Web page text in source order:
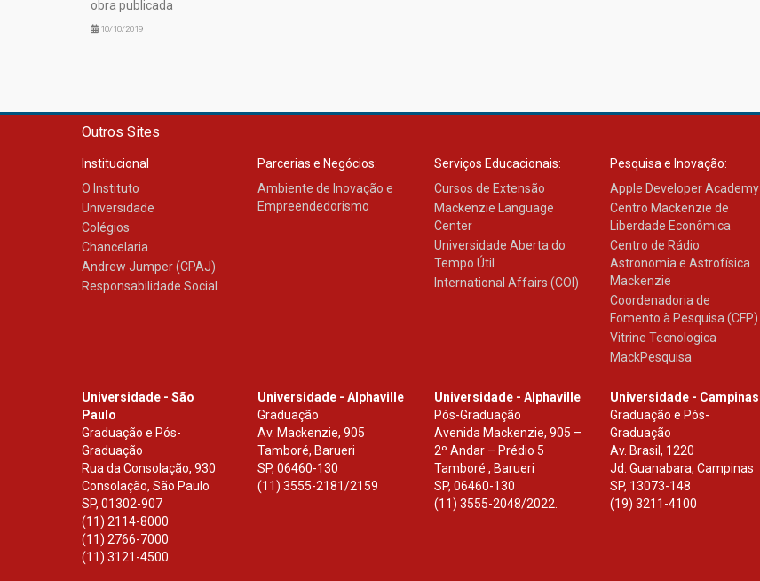
obra publicada
10/10/2019
Outros Sites
Institucional
O Instituto
Universidade
Colégios
Chancelaria
Andrew Jumper (CPAJ)
Responsabilidade Social
Parcerias e Negócios:
Ambiente de Inovação e
Empreendedorismo
Serviços Educacionais:
Cursos de Extensão
Mackenzie Language
Center
Universidade Aberta do
Tempo Útil
International Affairs (COI)
Pesquisa e Inovação:
Apple Developer Academy
Centro Mackenzie de
Liberdade Econômica
Centro de Rádio
Astronomia e Astrofísica
Mackenzie
Coordenadoria de
Fomento à Pesquisa (CFP)
Vitrine Tecnologica
MackPesquisa
Universidade - São
Paulo
Graduação e Pós-
Graduação
Rua da Consolação, 930
Consolação, São Paulo
SP, 01302-907
(11) 2114-8000
(11) 2766-7000
(11) 3121-4500
Universidade - Alphaville
Graduação
Av. Mackenzie, 905
Tamboré, Barueri
SP,06460-130
(11) 3555-2181/2159
Universidade - Alphaville
Pós-Graduação
Avenida Mackenzie, 905 –
2º Andar – Prédio 5
Tamboré , Barueri
SP, 06460-130
(11) 3555-2048/2022.
Universidade - Campinas
Graduação e Pós-
Graduação
Av. Brasil, 1220
Jd. Guanabara, Campinas
SP, 13073-148
(19) 3211-4100